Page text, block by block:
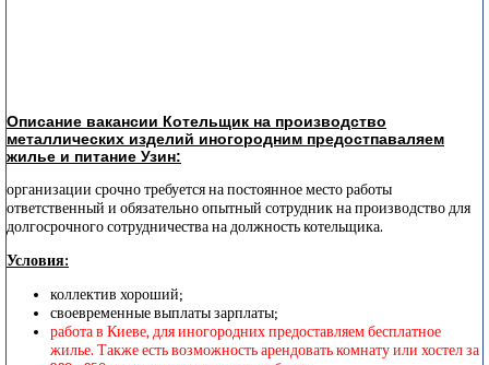
Описание вакансии Котельщик на производство
металлических изделий иногородним предостпаваляем
жилье и питание Узин:
организации срочно требуется на постоянное место работы
ответственный и обязательно опытный сотрудник на производство для
долгосрочного сотрудничества на должность котельщика.
Условия:
коллектив хороший;
своевременные выплаты зарплаты;
работа в Киеве, для иногородних предоставляем бесплатное
жилье. Также есть возможность арендовать комнату или хостел за